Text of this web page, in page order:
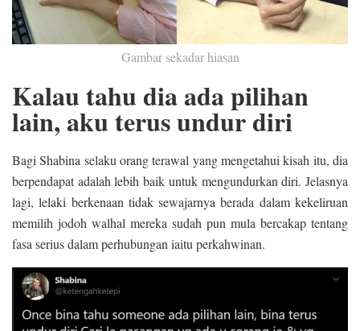
Gambar sekadar hiasan
Kalau tahu dia ada pilihan
lain, aku terus undur diri
Bagi Shabina selaku orang terawal yang mengetahui kisah itu, dia
berpendapat adalah lebih baik untuk mengundurkan diri. Jelasnya
lagi, lelaki berkenaan tidak sewajarnya berada dalam kekeliruan
memilih jodoh walhal mereka sudah pun mula bercakap tentang
fasa serius dalam perhubungan iaitu perkahwinan.